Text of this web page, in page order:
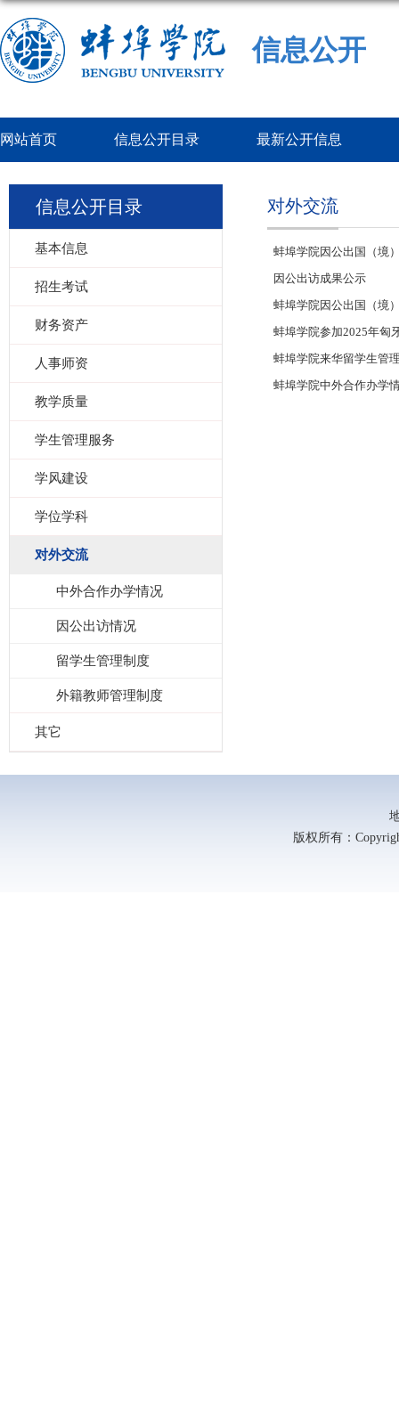
信息公开
网站首页 信息公开目录 最新公开信息
信息公开目录
基本信息
招生考试
财务资产
人事师资
教学质量
学生管理服务
学风建设
学位学科
对外交流
中外合作办学情况
因公出访情况
留学生管理制度
外籍教师管理制度
其它
对外交流
蚌埠学院因公出国（境
因公出访成果公示
蚌埠学院因公出国（境
蚌埠学院参加2025年匈
蚌埠学院来华留学生管
蚌埠学院中外合作办学
版权所有：